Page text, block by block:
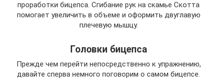
проработки бицепса. Сгибание рук на скамье Скотта
помогает увеличить в объеме и оформить двуглавую
плечевую мышцу.
Головки бицепса
Прежде чем перейти непосредственно к упражнению,
давайте сперва немного поговорим о самом бицепсе.